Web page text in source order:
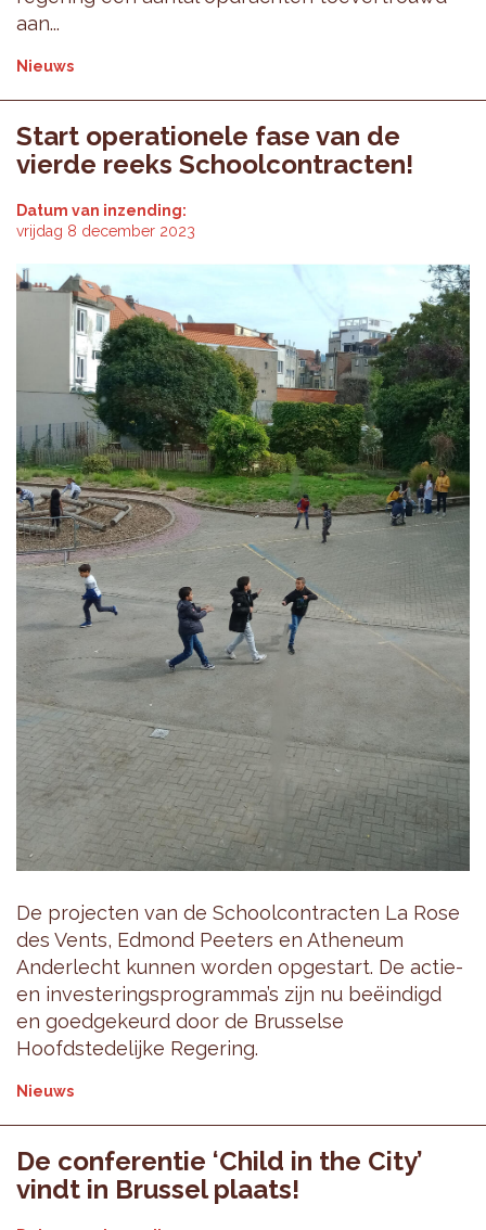
aan...
Nieuws
Start operationele fase van de
vierde reeks Schoolcontracten!
Datum van inzending:
vrijdag 8 december 2023
De projecten van de Schoolcontracten La Rose
des Vents, Edmond Peeters en Atheneum
Anderlecht kunnen worden opgestart. De actie-
en investeringsprogramma’s zijn nu beëindigd
en goedgekeurd door de Brusselse
Hoofdstedelijke Regering.
Nieuws
De conferentie ‘Child in the City’
vindt in Brussel plaats!